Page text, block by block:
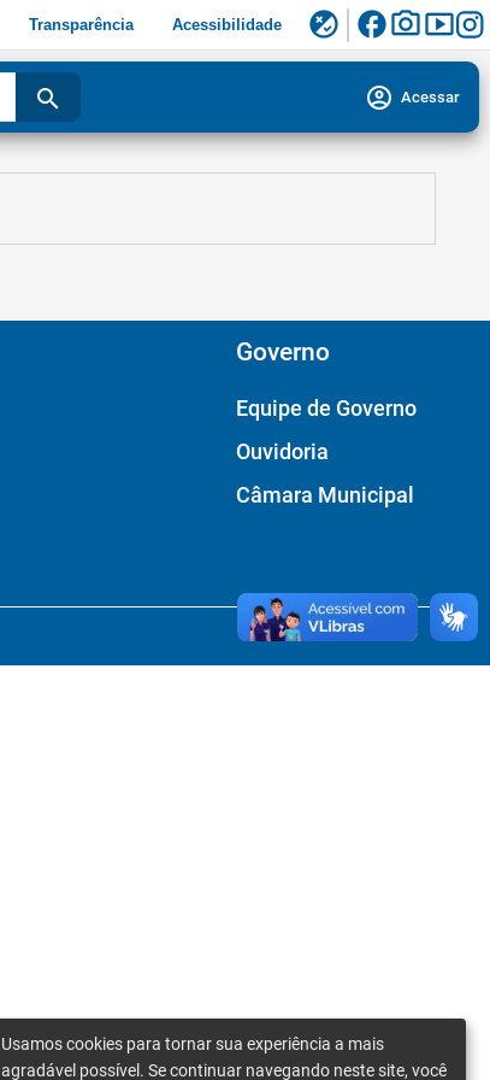
Transparência Acessibilidade flaky facebookphoto_camerasmart_display
search account_circle Acessar
Governo
Equipe de Governo
Ouvidoria
Câmara Municipal
Usamos cookies para tornar sua experiência a mais
agradável possível. Se continuar navegando neste site, você